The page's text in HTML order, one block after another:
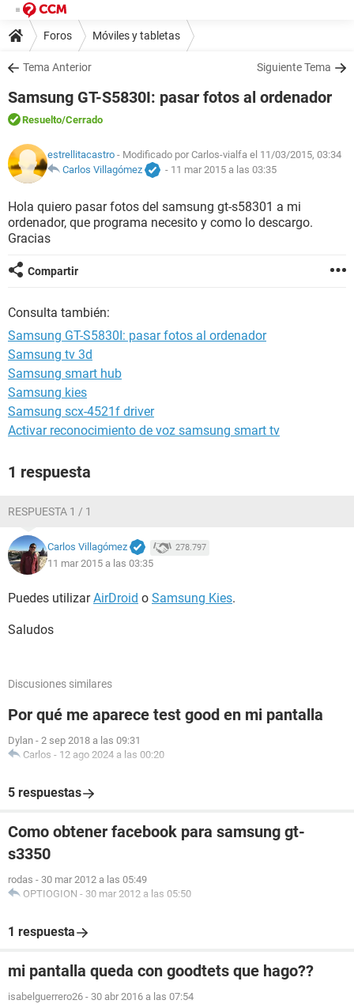
Foros Móviles y tabletas
Tema Anterior Siguiente Tema
Samsung GT-S5830I: pasar fotos al ordenador
Resuelto/Cerrado
estrellitacastro - Modificado por Carlos-vialfa el 11/03/2015, 03:34
Carlos Villagómez
- 11 mar 2015 a las 03:35
Hola quiero pasar fotos del samsung gt-s58301 a mi
ordenador, que programa necesito y como lo descargo.
Gracias
Compartir
Consulta también:
Samsung GT-S5830I: pasar fotos al ordenador
Samsung tv 3d
Samsung smart hub
Samsung kies
Samsung scx-4521f driver
Activar reconocimiento de voz samsung smart tv
1 respuesta
RESPUESTA 1 / 1
Carlos Villagómez 278.797
11 mar 2015 a las 03:35
Puedes utilizarAirDroid o Samsung Kies.
Saludos
Discusiones similares
Por qué me aparece test good en mi pantalla
Dylan - 2 sep 2018 a las 09:31
Carlos - 12 ago 2024 a las 00:20
5 respuestas
Como obtener facebook para samsung gt-
s3350
rodas - 30 mar 2012 a las 05:49
OPTIOGION - 30 mar 2012 a las 05:50
1 respuesta
mi pantalla queda con goodtets que hago??
isabelguerrero26 - 30 abr 2016 a las 07:54